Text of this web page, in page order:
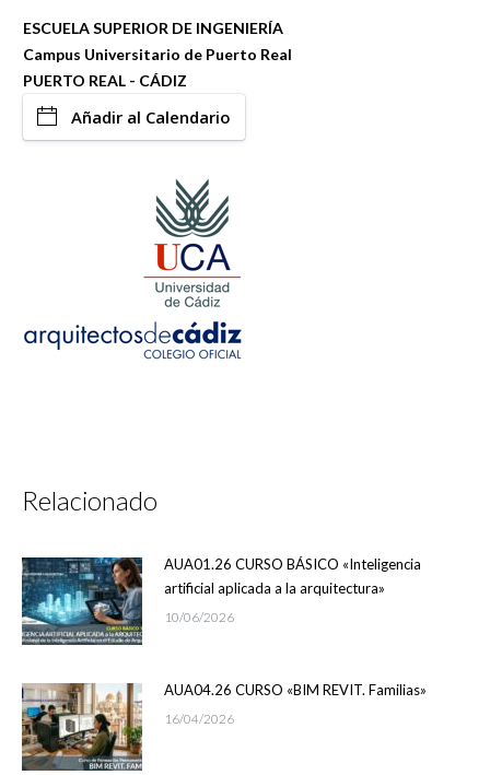
ESCUELA SUPERIOR DE INGENIERÍA
Campus Universitario de Puerto Real
PUERTO REAL - CÁDIZ
Añadir al Calendario
Relacionado
AUA01.26 CURSO BÁSICO «Inteligencia
artificial aplicada a la arquitectura»
10/06/2026
AUA04.26 CURSO «BIM REVIT. Familias»
16/04/2026